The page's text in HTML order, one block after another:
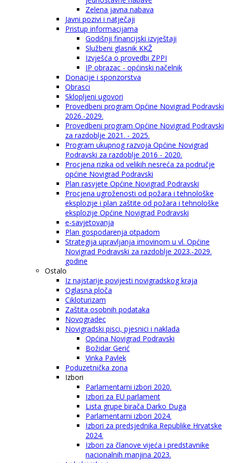
Zelena javna nabava
Javni pozivi i natječaji
Pristup informacijama
Godišnji financijski izvještaji
Službeni glasnik KKŽ
Izvješća o provedbi ZPPI
IP obrazac - općinski načelnik
Donacije i sponzorstva
Obrasci
Sklopljeni ugovori
Provedbeni program Općine Novigrad Podravski
2026.-2029.
Provedbeni program Općine Novigrad Podravski
za razdoblje 2021. - 2025.
Program ukupnog razvoja Općine Novigrad
Podravski za razdoblje 2016 - 2020.
Procjena rizika od velikih nesreća za područje
općine Novigrad Podravski
Plan rasvjete Općine Novigrad Podravski
Procjena ugroženosti od požara i tehnološke
eksplozije i plan zaštite od požara i tehnološke
eksplozije Općine Novigrad Podravski
e-savjetovanja
Plan gospodarenja otpadom
Strategija upravljanja imovinom u vl. Općine
Novigrad Podravski za razdoblje 2023.-2029.
godine
Ostalo
Iz najstarije povijesti novigradskog kraja
Oglasna ploča
Cikloturizam
Zaštita osobnih podataka
Novogradec
Novigradski pisci, pjesnici i naklada
Općina Novigrad Podravski
Božidar Gerić
Vinka Pavlek
Poduzetnička zona
Izbori
Parlamentarni izbori 2020.
Izbori za EU parlament
Lista grupe birača Darko Duga
Parlamentarni izbori 2024.
Izbori za predsjednika Republike Hrvatske
2024.
Izbori za članove vijeća i predstavnike
nacionalnih manjina 2023.